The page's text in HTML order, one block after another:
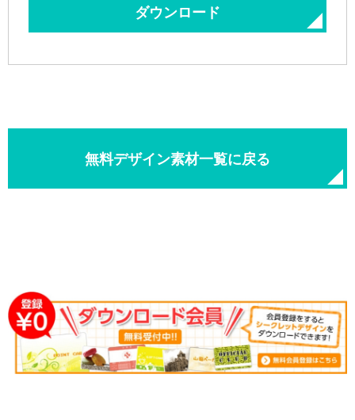
ダウンロード
無料デザイン素材一覧に戻る